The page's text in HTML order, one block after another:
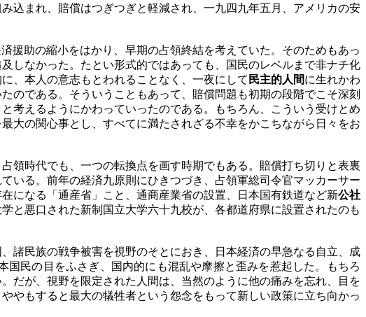
込まれ、賠償はつぎつぎと軽減され、一九四九年五月、アメリカの安
援助の縮小をはかり、早期の占領終結を考えていた。そのためもあっ
しなかった。たとい形式的ではあっても、国民のレベルまで非ナチ化
、本人の意志もとわれることなく、一夜にして 民主的人間に生れかわ
のである。そういうこともあって、賠償問題も初期の段階でこそ深刻
考えるようにかわっていったのである。もちろん、こういう受けとめ
大の関心事とし、すべてに満たされざる不幸をかこちながら日々をお
領時代でも、一つの転換点を画す時期でもある。賠償打ち切りと表裏
いる。前年の経済九原則にひきつづき、占領軍総司令官マッカーサー
になる「通産省」こと、通商産業省の設置、日本国有鉄道など新公社
と悪口された新制国立大学六十九校が、各都道府県に設置されたのも
諸民族の戦争被害を視野のそとにおき、日本経済の早急なる自立、成
民の目をふさぎ、国内的にも混乱や摩擦と歪みを惹起した。もちろ
だが、視野を限定された人間は、当然のように他の痛みを忘れ、目を
やもすると最大の犠牲者という怨念をもって新しい政策に立ち向かっ